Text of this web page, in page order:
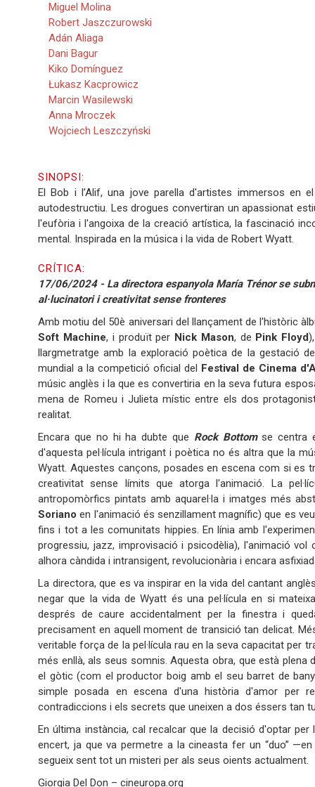
Miguel Molina
Robert Jaszczurowski
Adán Aliaga
Dani Bagur
Kiko Domínguez
Łukasz Kacprowicz
Marcin Wasilewski
Anna Mroczek
Wojciech Leszczyński
SINOPSI:
El Bob i l’Alif, una jove parella d'artistes immersos en
autodestructiu. Les drogues convertiran un apassionat
l'eufòria i l'angoixa de la creació artística, la fascinació
mental. Inspirada en la música i la vida de Robert Wyatt.
CRÍTICA:
17/06/2024 - La directora espanyola María Trénor se
al·lucinatori i creativitat sense fronteres
Amb motiu del 50è aniversari del llançament de l'històric
Soft Machine, i produït per Nick Mason, de Pink Floyd
llargmetratge amb la exploració poètica de la gestació
mundial a la competició oficial del Festival de Cinema
músic anglès i la que es convertiria en la seva futura
mena de Romeu i Julieta místic entre els dos
realitat.
Encara que no hi ha dubte que Rock Bottomse centra
d'aquesta pel·lícula intrigant i poètica no és altra que la
Wyatt. Aquestes cançons, posades en escena com si es
creativitat sense límits que atorga l'animació. La
antropomòrfics pintats amb aquarel·la i imatges més
Soriano en l'animació és senzillament magnífic) que es
fins i tot a les comunitats hippies. En línia amb
progressiu, jazz, improvisació i psicodèlia), l'animació
alhora càndida i intransigent, revolucionària i encara
La directora, que es va inspirar en la vida del cantant
negar que la vida de Wyatt és una pel·lícula en si
després de caure accidentalment per la finestra i
precisament en aquell moment de transició tan delicat.
veritable força de la pel·lícula rau en la seva capacitat
més enllà, als seus somnis. Aquesta obra, que està
el gòtic (com el productor boig amb el seu barret de
simple posada en escena d'una història d'amor per
contradiccions i els secrets que uneixen a dos éssers tan
En última instància, cal recalcar que la decisió d'optar
encert, ja que va permetre a la cineasta fer un “duo”
segueix sent tot un misteri per als seus oients actualment.
Giorgia Del Don – cineuropa.org